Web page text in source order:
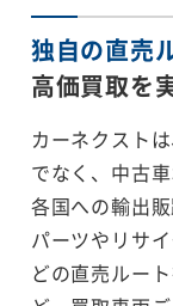
独自の直売
高価買取を
カーネクスト
でなく、中古
各国への輸出
パーツやリサ
どの直売ルー